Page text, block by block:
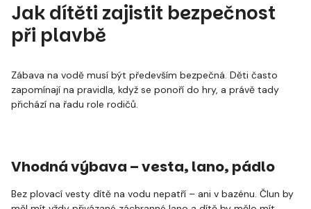
Jak dítěti zajistit bezpečnost
při plavbě
Zábava na vodě musí být především bezpečná. Děti často
zapomínají na pravidla, když se ponoří do hry, a právě tady
přichází na řadu role rodičů.
Vhodná výbava – vesta, lano, pádlo
Bez plovací vesty dítě na vodu nepatří – ani v bazénu. Člun by